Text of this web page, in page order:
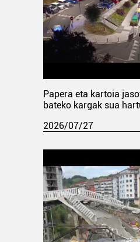
Papera eta kartoia
bateko kargak sua
2026/07/27